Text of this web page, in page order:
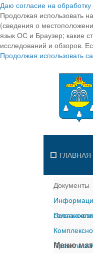
Даю согласие на
Продолжая использовать
(сведения о
язык ОС и Браузер; какие
исследований и обзоров.
Продолжая использовать
ГЛАВНАЯ
Документы
Правила
Меню